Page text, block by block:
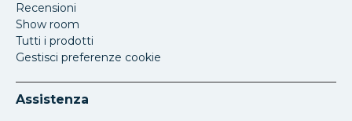
Recensioni
Show room
Tutti i prodotti
Gestisci preferenze cookie
Assistenza